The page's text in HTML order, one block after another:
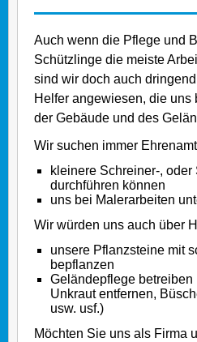
Auch wenn die Pflege und
Schützlinge die meiste
sind wir doch auch
Helfer angewiesen, die uns
der Gebäude und des
Wir suchen immer
kleinere Schreiner-,
durchführen können
uns bei Malerarbeiten
Wir würden uns auch über
unsere Pflanzsteine mit
bepflanzen
Geländepflege betreiben
Unkraut entfernen,
usw. usf.)
Möchten Sie uns als Firma